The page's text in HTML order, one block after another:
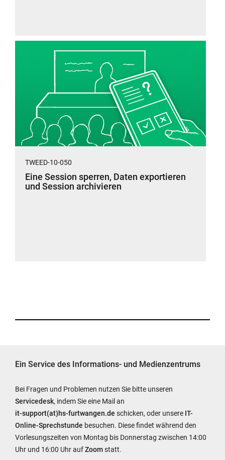
TWEED-10-050
Eine Session sperren, Daten exportieren
und Session archivieren
Ein Service des Informations- und Medienzentrums
Bei Fragen und Problemen nutzen Sie bitte unseren
Servicedesk, indem Sie eine Mail an
it-support(at)hs-furtwangen.de schicken, oder unsere IT-
Online-Sprechstunde besuchen. Diese findet während den
Vorlesungszeiten von Montag bis Donnerstag zwischen 14:00
Uhr und 16:00 Uhr aufZoomstatt.